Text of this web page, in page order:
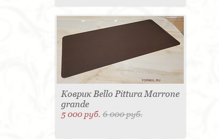
Коврик Bello Pittura Marrone
grande
5 000 руб.6 000 руб.